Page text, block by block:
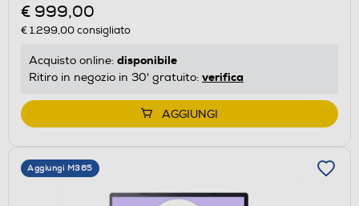
€ 999,00
€ 1.299,00consigliato
Acquisto online: disponibile
Ritiro in negozio in 30' gratuito: verifica
AGGIUNGI
Aggiungi M365